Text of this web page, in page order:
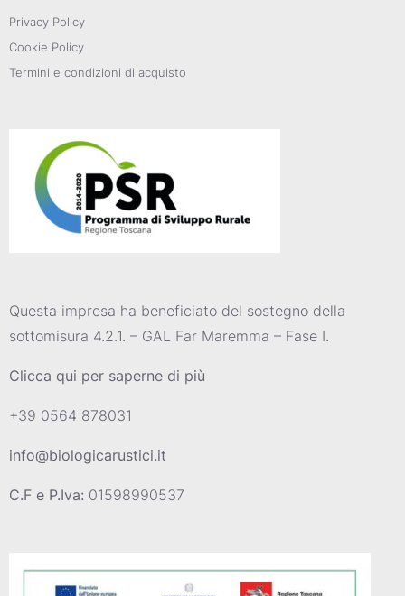
Privacy Policy
Cookie Policy
Termini e condizioni di acquisto
Questa impresa ha beneficiato del sostegno della
sottomisura 4.2.1. – GAL Far Maremma – Fase I.
Clicca qui per saperne di più
+39 0564 878031
info@biologicarustici.it
C.F e P.Iva: 01598990537